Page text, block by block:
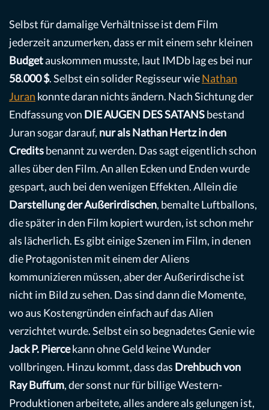
Selbst für damalige Verhältnisse ist dem Film
jederzeit anzumerken, dass er mit einem sehr kleinen
Budgetauskommen musste, laut IMDb lag es bei nur
58.000 $. Selbst ein solider Regisseur wieNathan
Juran konnte daran nichts ändern. Nach Sichtung der
Endfassung von DIE AUGEN DES SATANSbestand
Juran sogar darauf, nur als Nathan Hertz in den
Creditsbenannt zu werden. Das sagt eigentlich schon
alles über den Film. An allen Ecken und Enden wurde
gespart, auch bei den wenigen Effekten. Allein die
Darstellung der Außerirdischen, bemalte Luftballons,
die später in den Film kopiert wurden, ist schon mehr
als lächerlich. Es gibt einige Szenen im Film, in denen
die Protagonisten mit einem der Aliens
kommunizieren müssen, aber der Außerirdische ist
nicht im Bild zu sehen. Das sind dann die Momente,
wo aus Kostengründen einfach auf das Alien
verzichtet wurde. Selbst ein so begnadetes Genie wie
Jack P. Piercekann ohne Geld keine Wunder
vollbringen. Hinzu kommt, dass das Drehbuch von
Ray Buffum, der sonst nur für billige Western-
Produktionen arbeitete, alles andere als gelungen ist,